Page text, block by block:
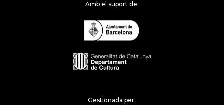
Amb el suport de:
Gestionada per: